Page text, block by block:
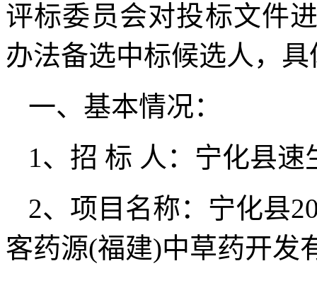
评标委员会对投标文件
办法备选中标候选人，
一、基本情况：
1、招 标 人：宁化县速
2、项目名称：宁化县
客药源(福建)中草药开发